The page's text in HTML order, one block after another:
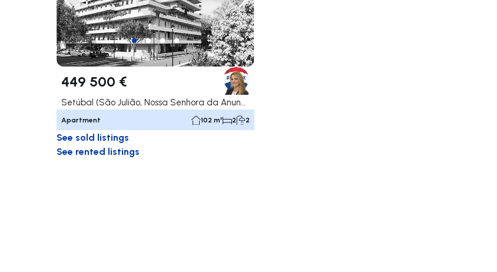
Navigate left Navigate right
449 500 €
Setúbal (São Julião, Nossa Senhora da Anunciada e Santa Maria da Graça), Setúbal
Apartment 102 m² 2 2
See sold listings
See rented listings